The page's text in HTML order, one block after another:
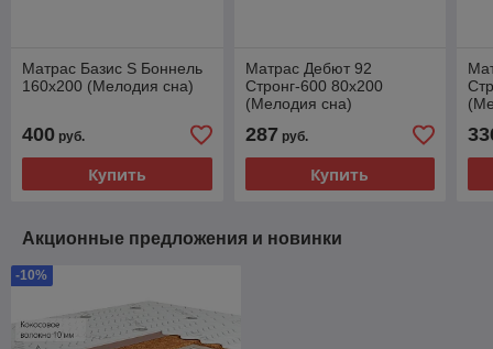
Матрас Базис S Боннель
160х200 (Мелодия сна)
400 руб.
Купить
Матрас Дебют 92
Стронг-600 80х200
(Мелодия сна)
287 руб.
Купить
Акционные предложения и новинки
-10%